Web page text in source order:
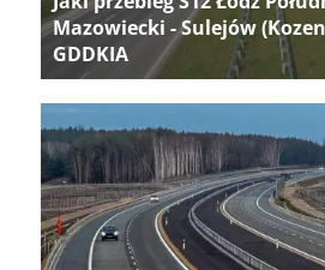
Mazowiecki - Sulejów
GDDKIA